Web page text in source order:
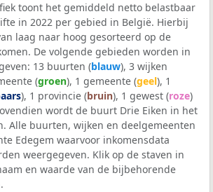
toont het gemiddeld netto belastbaar
in 2022 per gebied in België. Hierbij
laag naar hoog gesorteerd op de
De volgende gebieden worden in
13 buurten (blauw), 3 wijken
(groen), 1 gemeente (geel), 1
), 1 provincie (bruin), 1 gewest (roze)
wordt de buurt Drie Eiken in het
Alle buurten, wijken en deelgemeenten
Edegem waarvoor inkomensdata
weergegeven. Klik op de staven in
en waarde van de bijbehorende